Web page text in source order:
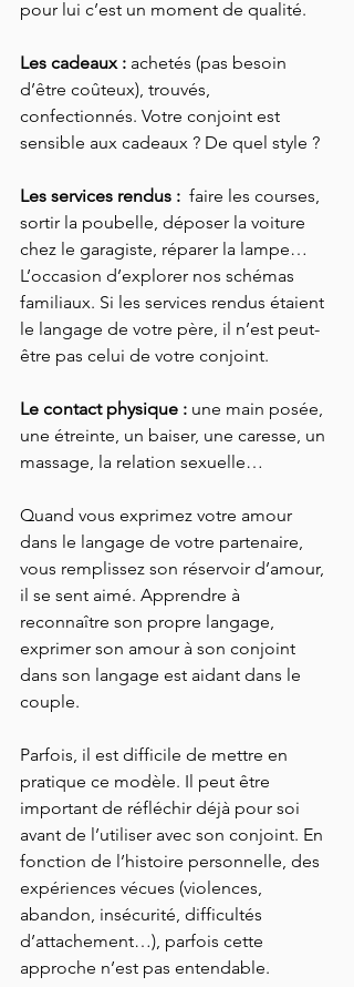
pour lui c’est un moment de qualité.
Les cadeaux : achetés (pas besoin
d’être coûteux), trouvés,
confectionnés. Votre conjoint est
sensible aux cadeaux ? De quel style ?
Les services rendus : faire les courses,
sortir la poubelle, déposer la voiture
chez le garagiste, réparer la lampe…
L’occasion d’explorer nos schémas
familiaux. Si les services rendus étaient
le langage de votre père, il n’est peut-
être pas celui de votre conjoint.
Le contact physique : une main posée,
une étreinte, un baiser, une caresse, un
massage, la relation sexuelle…
Quand vous exprimez votre amour
dans le langage de votre partenaire,
vous remplissez son réservoir d’amour,
il se sent aimé. Apprendre à
reconnaître son propre langage,
exprimer son amour à son conjoint
dans son langage est aidant dans le
couple.
Parfois, il est difficile de mettre en
pratique ce modèle. Il peut être
important de réfléchir déjà pour soi
avant de l’utiliser avec son conjoint. En
fonction de l’histoire personnelle, des
expériences vécues (violences,
abandon, insécurité, difficultés
d’attachement…), parfois cette
approche n’est pas entendable.